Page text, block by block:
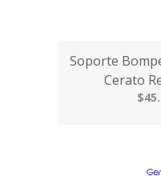
Soporte
Cerato